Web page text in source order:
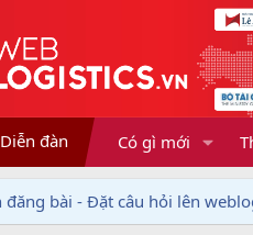
Diễn đàn Có gì mới
đăng bài - Đặt câu hỏi lên